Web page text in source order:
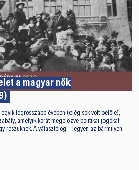
a magyar nők
legrosszabb évében (elég sok volt belőle),
amelyik korát megelőzve politikai jogokat
részüknek. A választójog – legyen az bármilyen